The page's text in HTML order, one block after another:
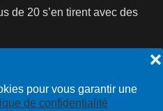
pour vous garantir une
de confidentialité
❌
de 20 s’en tirent avec des